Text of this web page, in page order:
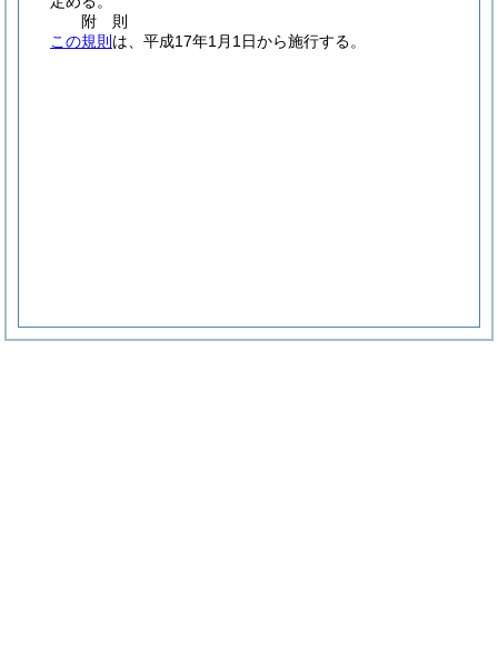
附 則
この規則 は、平成17年1月1日から施行する。